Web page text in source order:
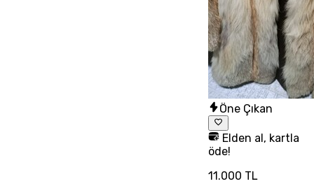
Öne Çıkan
Elden al, kartla
öde!
11.000 TL